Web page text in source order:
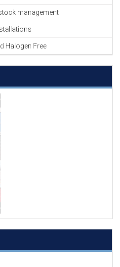
management
Halogen Free